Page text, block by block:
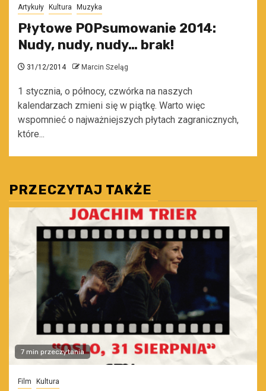
Artykuły Kultura Muzyka
Płytowe POPsumowanie 2014:
Nudy, nudy, nudy… brak!
31/12/2014 Marcin Szeląg
1 stycznia, o północy, czwórka na naszych
kalendarzach zmieni się w piątkę. Warto więc
wspomnieć o najważniejszych płytach zagranicznych,
które...
PRZECZYTAJ TAKŻE
7 min przeczytania
Film Kultura